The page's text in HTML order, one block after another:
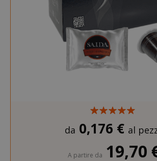
da 0,176 € al
A partire da 19,70
mage-cache-storage